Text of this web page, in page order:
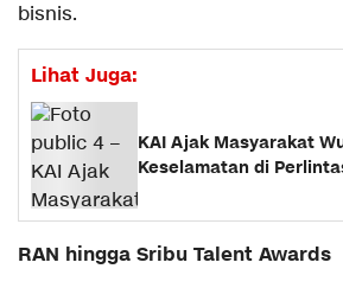
bisnis.
Lihat Juga:
KAI Ajak Masyarakat
Keselamatan di
RAN hingga Sribu Talent Awards